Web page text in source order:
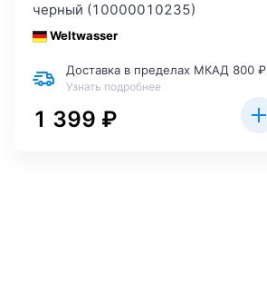
черный (10000010235)
Weltwasser
Доставка в пределах МКАД 800 ₽
Узнать подробнее
1 399 ₽